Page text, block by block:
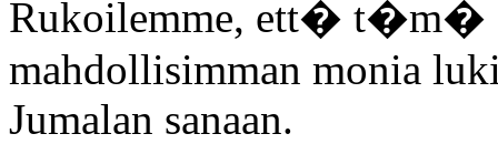
Rukoilemme, ett� t�m�
mahdollisimman monia
Jumalan sanaan.